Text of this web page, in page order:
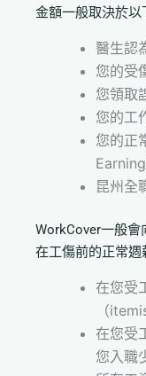
金額一般取決於以
醫生認
您的受
您領取
您的工
您的正
昆州全
WorkCover一般
在工傷前的正常週
在您受
（
在您受
您入職